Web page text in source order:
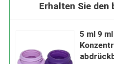
Erhalten Sie den
5 ml 9